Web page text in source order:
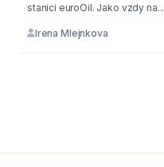
stanici euroOil. Jako vzdy na...
Irena Mlejnkova